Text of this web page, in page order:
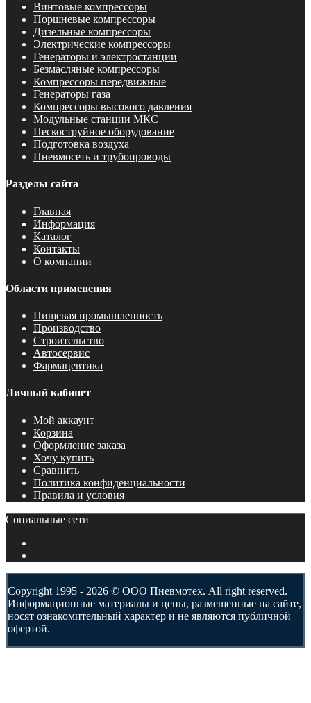
Винтовые компрессоры
Поршневые компрессоры
Дизельные компрессоры
Электрические компрессоры
Генераторы и электростанции
Безмасляные компрессоры
Компрессоры передвижные
Генераторы газа
Компрессоры высокого давления
Модульные станции МКС
Пескоструйное оборудование
Подготовка воздуха
Пневмосеть и трубопроводы
Разделы сайта
Главная
Информация
Каталог
Контакты
О компании
Области применения
Пищевая промышленность
Производство
Строительство
Автосервис
Фармацевтика
Личный кабинет
Мой аккаунт
Корзина
Оформление заказа
Хочу купить
Сравнить
Политика конфиденциальности
Правила и условия
Социальные сети
Copyright 1995 - 2026 © ООО Пневмотех. All right reserved.
Информационные материалы и цены, размещенные на сайте,
носят ознакомительный характер и не являются публичной
офертой.